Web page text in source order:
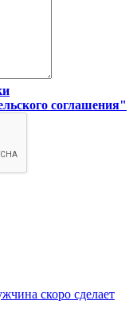
соглашения"
скоро сделает